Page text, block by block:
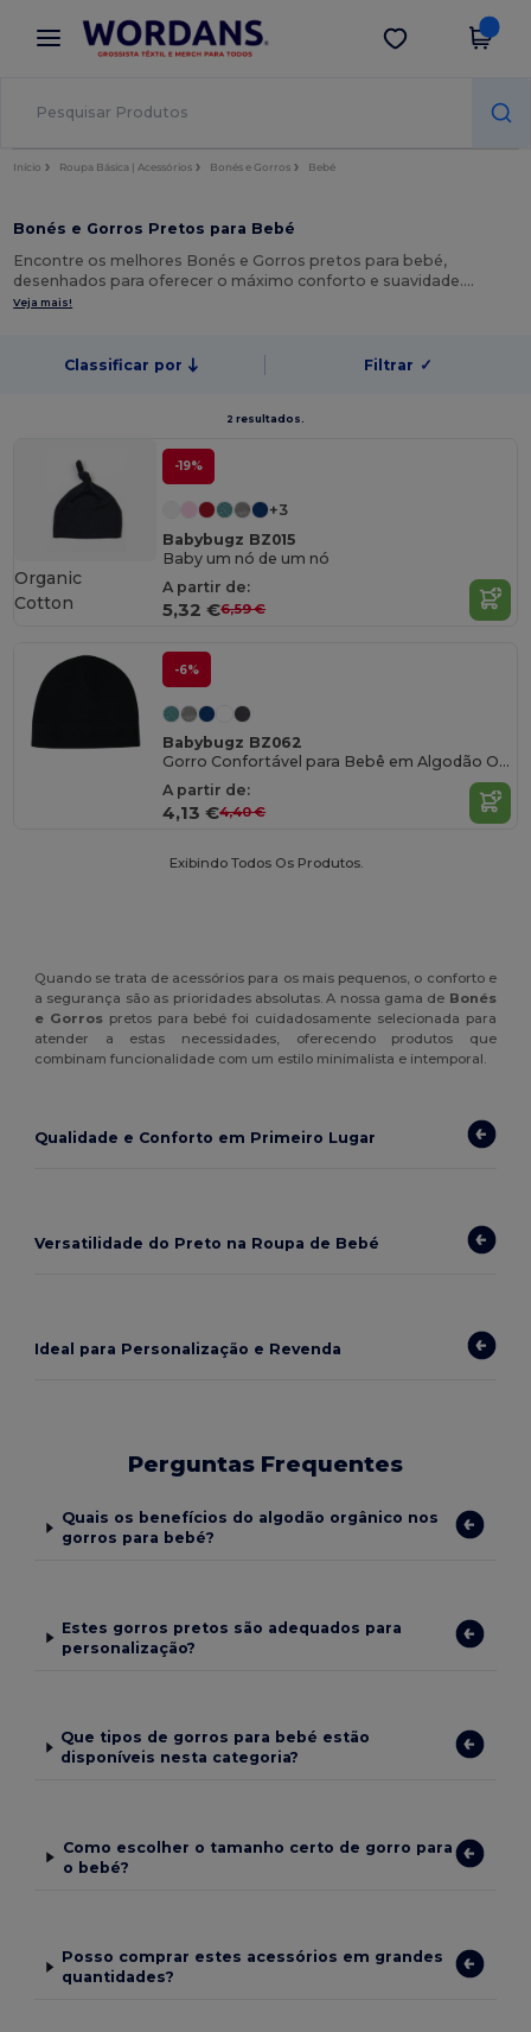
× App Wordans
Melhores preços na app!
Obter app
Início Roupa Básica | Acessórios Bonés e Gorros Bebé
Bonés e Gorros Pretos para Bebé
Encontre os melhores Bonés e Gorros pretos para bebé,
desenhados para oferecer o máximo conforto e suavidade.…
Veja mais!
Classificar por Filtrar ✓
2 resultados.
-19%
+3
Babybugz BZ015
Baby um nó de um nó
A partir de:
5,32 €6,59 €
Organic
Cotton
-6%
Babybugz BZ062
Gorro Confortável para Bebê em Algodão Orgânico
A partir de:
4,13 €4,40 €
Exibindo Todos Os Produtos.
Quando se trata de acessórios para os mais pequenos, o conforto e
a segurança são as prioridades absolutas. A nossa gama de Bonés
e Gorrospretos para bebé foi cuidadosamente selecionada para
atender a estas necessidades, oferecendo produtos que
combinam funcionalidade com um estilo minimalista e intemporal.
Qualidade e Conforto em Primeiro Lugar
Versatilidade do Preto na Roupa de Bebé
Ideal para Personalização e Revenda
Perguntas Frequentes
Quais os benefícios do algodão orgânico nos
gorros para bebé?
Estes gorros pretos são adequados para
personalização?
Que tipos de gorros para bebé estão
disponíveis nesta categoria?
Como escolher o tamanho certo de gorro para
o bebé?
Posso comprar estes acessórios em grandes
quantidades?